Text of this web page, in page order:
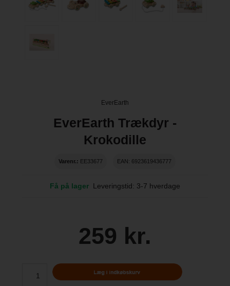
EverEarth
EverEarth Trækdyr -
Krokodille
Varenr.: EE33677 EAN: 6923619436777
Få på lager Leveringstid: 3-7 hverdage
259 kr.